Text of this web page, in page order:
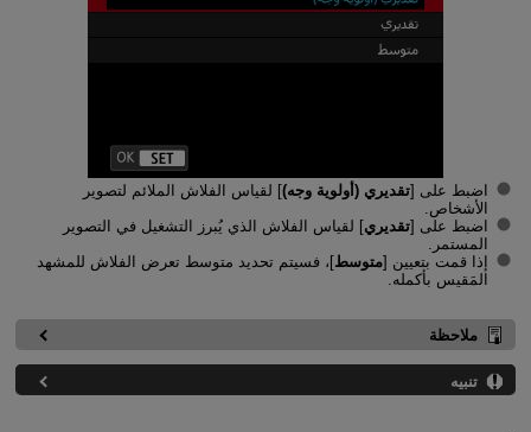
اضبط على [تقديري (أولوية وجه)] لقياس الفلاش الملائم لتصوير
الأشخاص.
اضبط على [تقديري] لقياس الفلاش الذي يُبرز التشغيل في التصوير
المستمر.
إذا قمت بتعيين [متوسط]، فسيتم تحديد متوسط تعرض الفلاش للمشهد
المَقيس بأكمله.
ملاحظة
تنبيه